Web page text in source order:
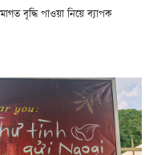
বৃদ্ধি পাওয়া নিয়ে ব্যাপক